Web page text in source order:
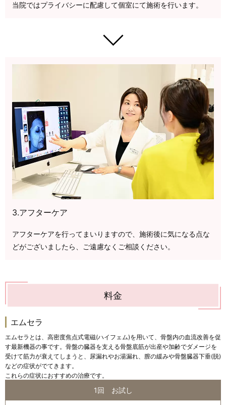
当院ではプライバシーに配慮して個室にて施術を行います。
3.アフターケア
アフターケアを行ってまいりますので、施術後に気になる点な
どがございましたら、ご遠慮なくご相談ください。
料金
エムセラ
エムセラとは、高密度焦点式電磁(ハイフェム)を用いて、骨盤内の血流改善を促
す最新機器の事です。骨盤の臓器を支える骨盤底筋が出産や加齢でダメージを
受けて筋力が衰えてしまうと、尿漏れやお湯漏れ、膣の緩みや骨盤臓器下垂(脱)
などの症状がでてきます。
これらの症状におすすめの治療です。
1回 お試し